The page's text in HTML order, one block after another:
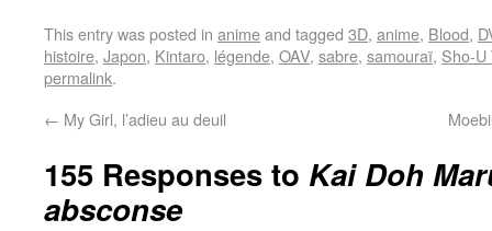
This entry was posted in animeand tagged 3D, anime, Blood,
histoire, Japon, Kintaro, légende, OAV, sabre, samouraï, Sho-U
permalink.
← My Girl, l’adieu au deuil
155 Responses to Kai Doh
absconse